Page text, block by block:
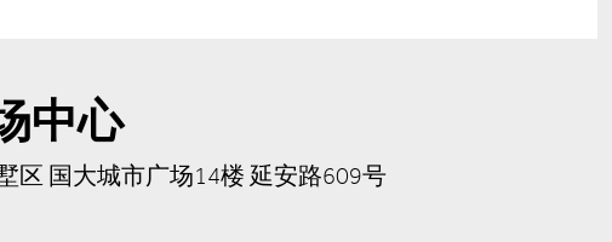
中心
区 国大城市广场14楼 延安路609号